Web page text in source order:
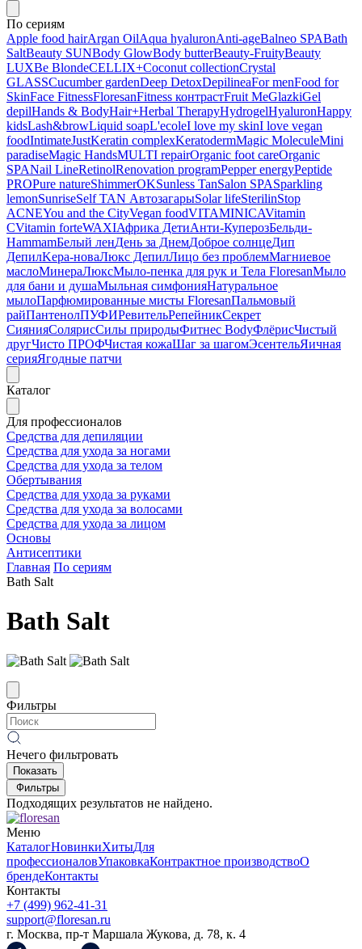
По сериям
Apple food hairArgan OilAqua hyaluronAnti-ageBalneo SPABath
SaltBeauty SUNBody GlowBody butterBeauty-FruityBeauty
LUXBe BlondeCELLIX+Coconut collectionCrystal
GLASSCucumber gardenDeep DetoxDepilineaFor menFood for
SkinFace FitnessFloresanFitness контрастFruit MeGlazkiGel
depilHands & BodyHair+Herbal TherapyHydrogelHyaluronHappy
kidsLash&browLiquid soapL'ecoleI love my skinI love vegan
foodIntimateJustKeratin complexKeratodermMagic MoleculeMini
paradiseMagic HandsMULTI repairOrganic foot careOrganic
SPANail LineRetinolRenovation programPepper energyPeptide
PROPure natureShimmerOKSunless TanSalon SPASparkling
lemonSunriseSelf TAN АвтозагарыSolar lifeSterilinStop
ACNEYou and the CityVegan foodVITAMINICAVitamin
CVitamin forteWAXIАфрика ДетиАнти-КуперозБельди-
HammamБелый ленДень за ДнемДоброе солнцеДип
ДепилKepa-новаЛюкс ДепилЛицо без проблемМагниевое
маслоМинераЛюксМыло-пенка для рук и Тела FloresanМыло
для бани и душаМыльная симфонияНатуральное
мылоПарфюмированные мисты FloresanПальмовый
райПантенолПУФИРевительРепейникСекрет
СиянияСолярисСилы природыФитнес BodyФлёрисЧистый
другЧисто ПРОФЧистая кожаШаг за шагомЭсентельЯичная
серияЯгодные патчи
Каталог
Для профессионалов
Средства для депиляции
Средства для ухода за ногами
Средства для ухода за телом
Обертывания
Средства для ухода за руками
Средства для ухода за волосами
Средства для ухода за лицом
Основы
Антисептики
Главная По сериям
Bath Salt
Bath Salt
Фильтры
Нечего фильтровать
Показать
Фильтры
Подходящих результатов не найдено.
Меню
КаталогНовинкиХитыДля
профессионаловУпаковкаКонтрактное производствоО
брендеКонтакты
Контакты
+7 (499) 962-41-31
support@floresan.ru
г. Москва, пр-т Маршала Жукова, д. 78, к. 4